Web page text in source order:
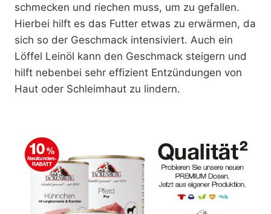
schmecken und riechen muss, um zu gefallen.
Hierbei hilft es das Futter etwas zu erwärmen, da
sich so der Geschmack intensiviert. Auch ein
Löffel Leinöl kann den Geschmack steigern und
hilft nebenbei sehr effizient Entzündungen von
Haut oder Schleimhaut zu lindern.